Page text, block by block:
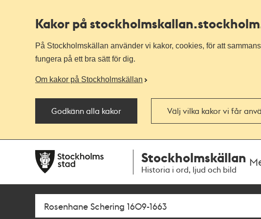
Kakor på stockholmskallan
På Stockholmskällan använder vi kakor, cookies, för att
fungera på ett bra sätt för dig.
Om kakor på Stockholmskällan
Godkänn alla kakor Välj vilka kakor vi får
navigationen
huvudinnehållet
Stockholmskällan
Historia i ord, ljud och bild
Sök